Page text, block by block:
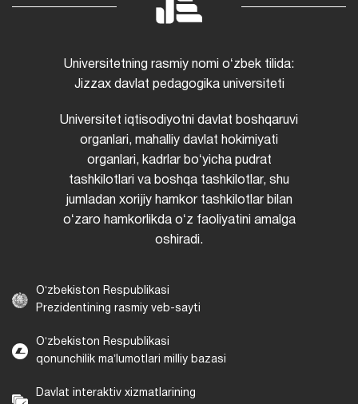
Universitetning rasmiy nomi oʻzbek tilida:
Jizzax davlat pedagogika universiteti
Universitet iqtisodiyotni davlat boshqaruvi
organlari, mahalliy davlat hokimiyati
organlari, kadrlar boʻyicha pudrat
tashkilotlari va boshqa tashkilotlar, shu
jumladan xorijiy hamkor tashkilotlar bilan
oʻzaro hamkorlikda oʻz faoliyatini amalga
oshiradi.
Oʻzbekiston Respublikasi
Prezidentining rasmiy veb-sayti
Oʻzbekiston Respublikasi
qonunchilik maʼlumotlari milliy bazasi
Davlat interaktiv xizmatlarining